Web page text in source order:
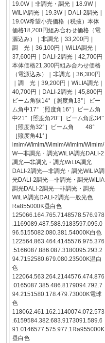
19.0W｜非調光・調光｜18.9W｜
WiLIA調光｜19.3W｜DALI-2調光｜
19.0W希望小売価格（税抜）本体
価格18,200円組み合わせ価格（電
源込み）｜非調光｜33,200円｜
調 光｜36,100円｜WiLIA調光｜
37,600円｜DALI-2調光｜42,700円
本体価格21,300円組み合わせ価格
（電源込み）｜非調光｜36,300円
｜調 光｜39,200円｜WiLIA調光｜
40,700円｜DALI-2調光｜45,800円
ビーム角狭14°［照度角13°］ビー
ム角中17°［照度角16°］ビーム角
中21°［照度角20°］ビーム角広34°
［照度角32°］ビーム角 48°
［照度角41°］
lmlm/Wlmlm/Wlmlm/Wlmlm/Wlmlm/
W―非調光・調光WiLIA調光DALI-2
調光―非調光・調光WiLIA調光
DALI-2調光―非調光・調光WiLIA調
光DALI-2調光―非調光・調光WiLIA
調光DALI-2調光―非調光・調光
WiLIA調光DALI-2調光一般光色
Ra855000K昼白色
125066.164.765.7148578.576.978
.1169089.487.588.9183597.095.0
96.5155082.080.381.54000K白色
122564.863.464.4145576.975.376
.5166087.886.087.3180095.293.2
94.7152580.679.080.23500K温白
色
122064.563.264.2144576.474.876
.0165087.385.486.8179094.792.7
94.2151580.178.479.73000K電球
色
118062.461.162.1140074.072.573
.6159584.382.683.9173091.589.6
91.0146577.575.977.1Ra955000K
昼白色